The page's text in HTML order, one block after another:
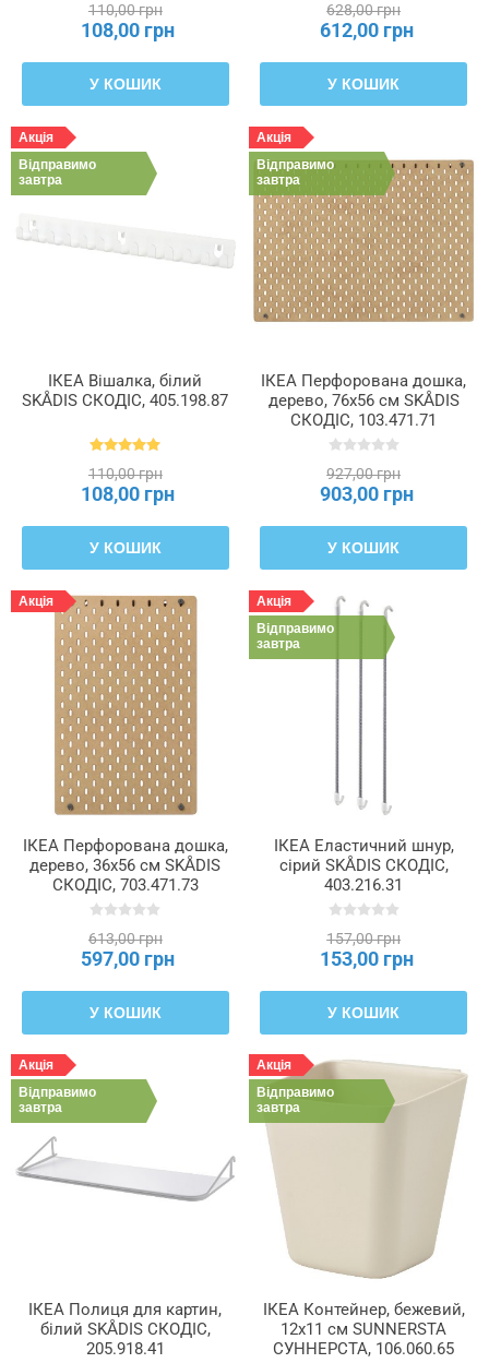
110,00 грн
108,00 грн
У КОШИК
628,00 грн
612,00 грн
У КОШИК
Акція
Відправимо
завтра
ІКЕА Вішалка, білий
SKÅDIS СКОДІС, 405.198.87
110,00 грн
108,00 грн
У КОШИК
Акція
Відправимо
завтра
ІКЕА Перфорована дошка,
дерево, 76x56 см SKÅDIS
СКОДІС, 103.471.71
927,00 грн
903,00 грн
У КОШИК
Акція
ІКЕА Перфорована дошка,
дерево, 36x56 см SKÅDIS
СКОДІС, 703.471.73
613,00 грн
597,00 грн
У КОШИК
Акція
Відправимо
завтра
ІКЕА Еластичний шнур,
сірий SKÅDIS СКОДІС,
403.216.31
157,00 грн
153,00 грн
У КОШИК
Акція
Відправимо
завтра
ІКЕА Полиця для картин,
білий SKÅDIS СКОДІС,
205.918.41
Акція
Відправимо
завтра
ІКЕА Контейнер, бежевий,
12x11 см SUNNERSTA
СУННЕРСТА, 106.060.65